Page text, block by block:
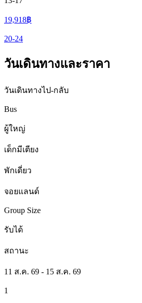
19,918฿
20-24
วันเดินทางและราคา
วันเดินทางไป-กลับ
Bus
ผู้ใหญ่
เด็กมีเตียง
พักเดี่ยว
จอยแลนด์
Group Size
รับได้
สถานะ
11 ส.ค. 69 - 15 ส.ค. 69
1